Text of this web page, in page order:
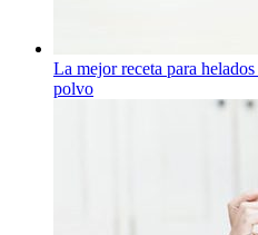
La mejor receta para
polvo